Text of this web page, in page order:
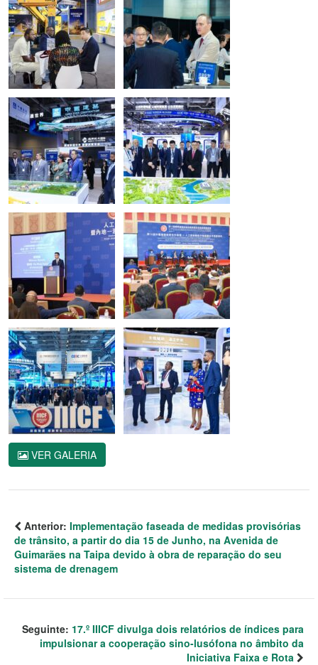
VER GALERIA
Anterior: Implementação faseada de medidas provisórias
de trânsito, a partir do dia 15 de Junho, na Avenida de
Guimarães na Taipa devido à obra de reparação do seu
sistema de drenagem
Seguinte: 17.º IIICF divulga dois relatórios de índices para
impulsionar a cooperação sino-lusófona no âmbito da
Iniciativa Faixa e Rota